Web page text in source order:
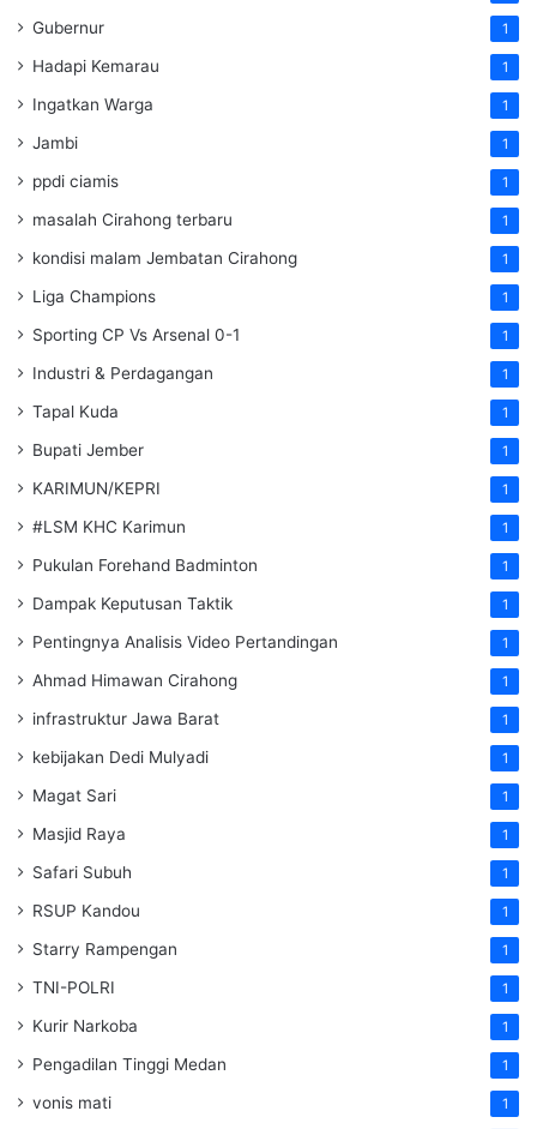
Gubernur 1
Hadapi Kemarau 1
Ingatkan Warga 1
Jambi 1
ppdi ciamis 1
masalah Cirahong terbaru 1
kondisi malam Jembatan Cirahong 1
Liga Champions 1
Sporting CP Vs Arsenal 0-1 1
Industri & Perdagangan 1
Tapal Kuda 1
Bupati Jember 1
KARIMUN/KEPRI 1
#LSM KHC Karimun 1
Pukulan Forehand Badminton 1
Dampak Keputusan Taktik 1
Pentingnya Analisis Video Pertandingan 1
Ahmad Himawan Cirahong 1
infrastruktur Jawa Barat 1
kebijakan Dedi Mulyadi 1
Magat Sari 1
Masjid Raya 1
Safari Subuh 1
RSUP Kandou 1
Starry Rampengan 1
TNI-POLRI 1
Kurir Narkoba 1
Pengadilan Tinggi Medan 1
vonis mati 1